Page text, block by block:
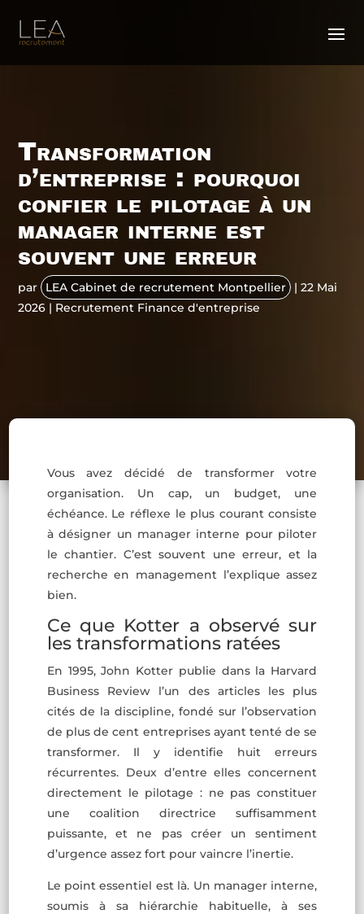
Transformation
d’entreprise : pourquoi
confier le pilotage à un
manager interne est
souvent une erreur
par LEA Cabinet de recrutement Montpellier |22 Mai
2026 | Recrutement Finance d'entreprise
Vous avez décidé de transformer votre
organisation. Un cap, un budget, une
échéance. Le réflexe le plus courant consiste
à désigner un manager interne pour piloter
le chantier. C’est souvent une erreur, et la
recherche en management l’explique assez
bien.
Ce que Kotter a observé sur
les transformations ratées
En 1995, John Kotter publie dans la Harvard
Business Review l’un des articles les plus
cités de la discipline, fondé sur l’observation
de plus de cent entreprises ayant tenté de se
transformer. Il y identifie huit erreurs
récurrentes. Deux d’entre elles concernent
directement le pilotage : ne pas constituer
une coalition directrice suffisamment
puissante, et ne pas créer un sentiment
d’urgence assez fort pour vaincre l’inertie.
Le point essentiel est là. Un manager interne,
soumis à sa hiérarchie habituelle, à ses